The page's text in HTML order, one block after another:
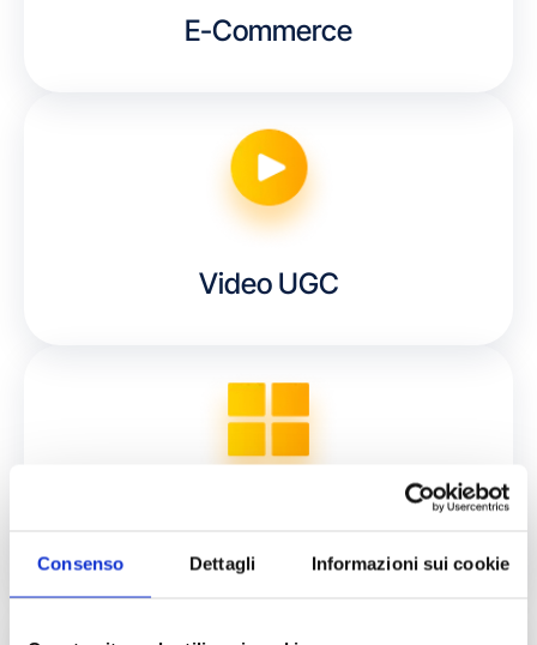
Consenso Dettagli Informazioni sui cookie
E-Commerce
Video UGC